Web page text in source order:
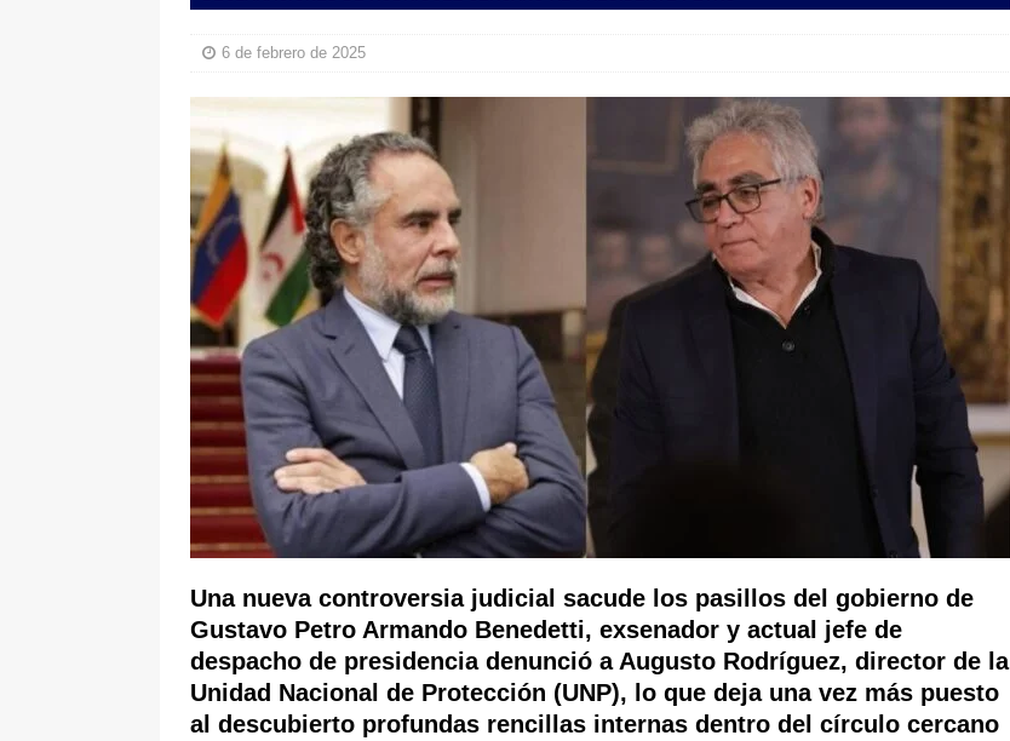
[ 6 de agosto de 2026 ]
6 de febrero de 2025
Una nueva controversia judicial sacude los pasillos del gobierno de
Gustavo Petro Armando Benedetti, exsenador y actual jefe de
despacho de presidencia denunció a Augusto Rodríguez, director de la
Unidad Nacional de Protección (UNP), lo que deja una vez más puesto
al descubierto profundas rencillas internas dentro del círculo cercano